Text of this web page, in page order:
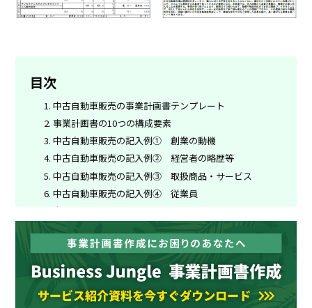
目次
中古自動車販売の事業計画書テンプレート
事業計画書の10つの構成要素
中古自動車販売の記入例① 創業の動機
中古自動車販売の記入例② 経営者の略歴等
中古自動車販売の記入例③ 取扱商品・サービス
中古自動車販売の記入例④ 従業員
中古自動車販売の記入例⑤ 取引先・取引関係等
中古自動車販売の記入例⑦ 借入の状況
中古自動車販売の記入例⑧ 必要な資金と調達方法
中古自動車販売の記入例⑨ 事業の見通し
中古自動車販売の記入例⑩ 自由記述欄